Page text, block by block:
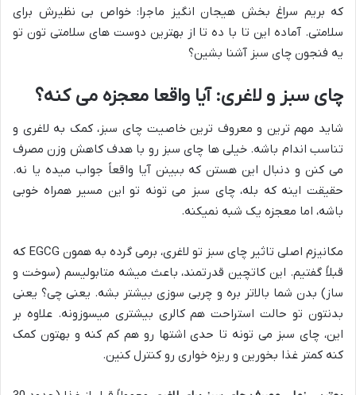
که بریم سراغ بخش هیجان انگیز ماجرا: خواص بی نظیرش برای
سلامتی. آماده این تا با ده تا از بهترین دوست های سلامتی تون تو
یه فنجون چای سبز آشنا بشین؟
چای سبز و لاغری: آیا واقعا معجزه می کنه؟
شاید مهم ترین و معروف ترین خاصیت چای سبز، کمک به لاغری و
تناسب اندام باشه. خیلی ها چای سبز رو با هدف کاهش وزن مصرف
می کنن و دنبال این هستن که ببینن آیا واقعاً جواب میده یا نه.
حقیقت اینه که بله، چای سبز می تونه تو این مسیر همراه خوبی
باشه، اما معجزه یک شبه نمیکنه.
مکانیزم اصلی تاثیر چای سبز تو لاغری، برمی گرده به همون EGCG که
قبلاً گفتیم. این کاتچین قدرتمند، باعث میشه متابولیسم (سوخت و
ساز) بدن شما بالاتر بره و چربی سوزی بیشتر بشه. یعنی چی؟ یعنی
بدنتون تو حالت استراحت هم کالری بیشتری میسوزونه. علاوه بر
این، چای سبز می تونه تا حدی اشتها رو هم کم کنه و بهتون کمک
کنه کمتر غذا بخورین و ریزه خواری رو کنترل کنین.